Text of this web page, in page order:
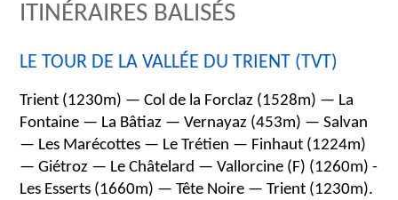
ITINÉRAIRES BALISÉS
LE TOUR DE LA VALLÉE DU TRIENT (TVT)
Trient (1230m) — Col de la Forclaz (1528m) — La
Fontaine — La Bâtiaz — Vernayaz (453m) — Salvan
— Les Marécottes — Le Trétien — Finhaut (1224m)
— Giétroz — Le Châtelard — Vallorcine (F) (1260m) -
Les Esserts (1660m) — Tête Noire — Trient (1230m).